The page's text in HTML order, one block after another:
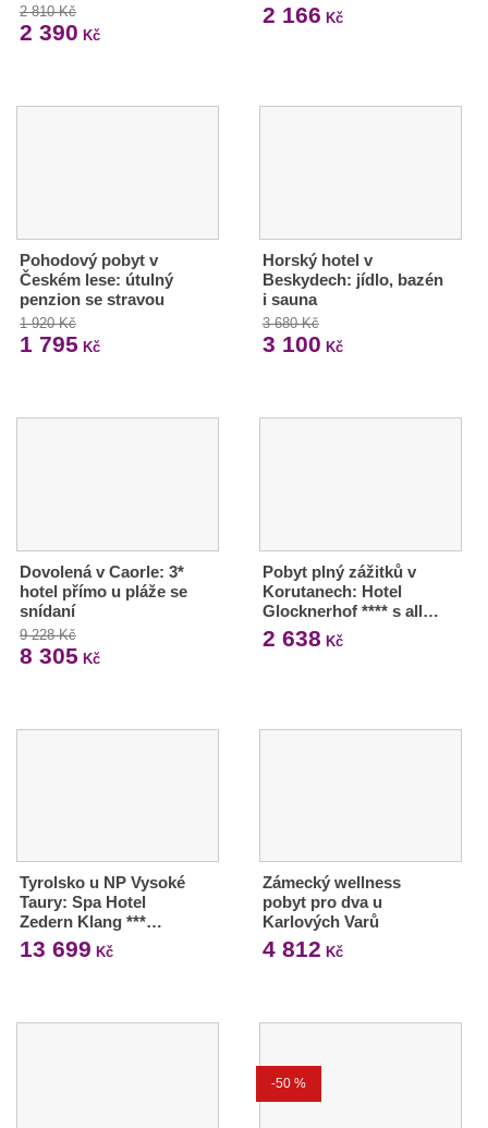
2 810 Kč
2 390 Kč
2 166 Kč
Pohodový pobyt v
Českém lese: útulný
penzion se stravou
1 920 Kč
1 795 Kč
Horský hotel v
Beskydech: jídlo, bazén
i sauna
3 680 Kč
3 100 Kč
Dovolená v Caorle: 3*
hotel přímo u pláže se
snídaní
9 228 Kč
8 305 Kč
Pobyt plný zážitků v
Korutanech: Hotel
Glocknerhof **** s all…
2 638 Kč
Tyrolsko u NP Vysoké
Taury: Spa Hotel
Zedern Klang ***…
13 699 Kč
Zámecký wellness
pobyt pro dva u
Karlových Varů
4 812 Kč
-50 %